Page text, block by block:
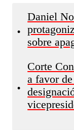
•
Daniel
sobre
•
Corte
a favor